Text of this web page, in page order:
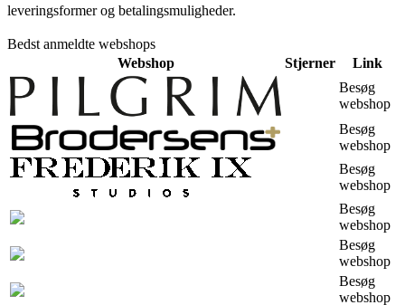
leveringsformer og betalingsmuligheder.
Bedst anmeldte webshops
Webshop
Stjerner
Link
Besøg
webshop
Besøg
webshop
Besøg
webshop
Besøg
webshop
Besøg
webshop
Besøg
webshop